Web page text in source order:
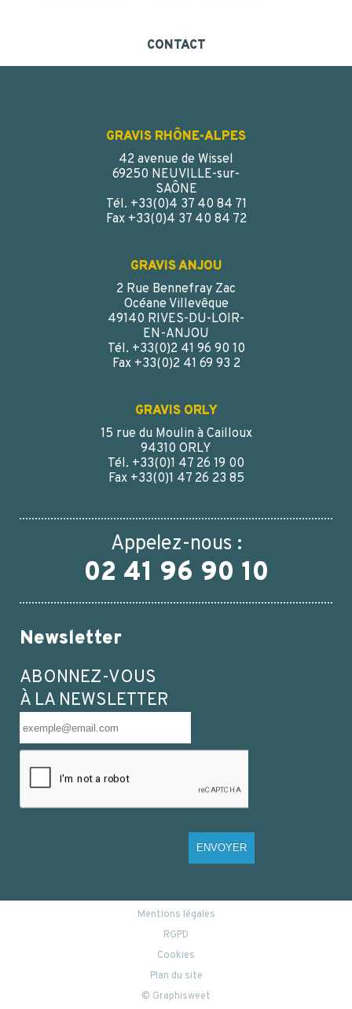
CONTACT
GRAVIS RHÔNE-ALPES
42 avenue de Wissel
69250 NEUVILLE-sur-
SAÔNE
Tél. +33(0)4 37 40 84 71
Fax +33(0)4 37 40 84 72
GRAVIS ANJOU
2 Rue Bennefray Zac
Océane Villevêque
49140 RIVES-DU-LOIR-
EN-ANJOU
Tél. +33(0)2 41 96 90 10
Fax +33(0)2 41 69 93 2
GRAVIS ORLY
15 rue du Moulin à Cailloux
94310 ORLY
Tél. +33(0)1 47 26 19 00
Fax +33(0)1 47 26 23 85
Appelez-nous :
02 41 96 90 10
Newsletter
ABONNEZ-VOUS
À LA NEWSLETTER
ENVOYER
Mentions légales
RGPD
Cookies
Plan du site
© Graphisweet